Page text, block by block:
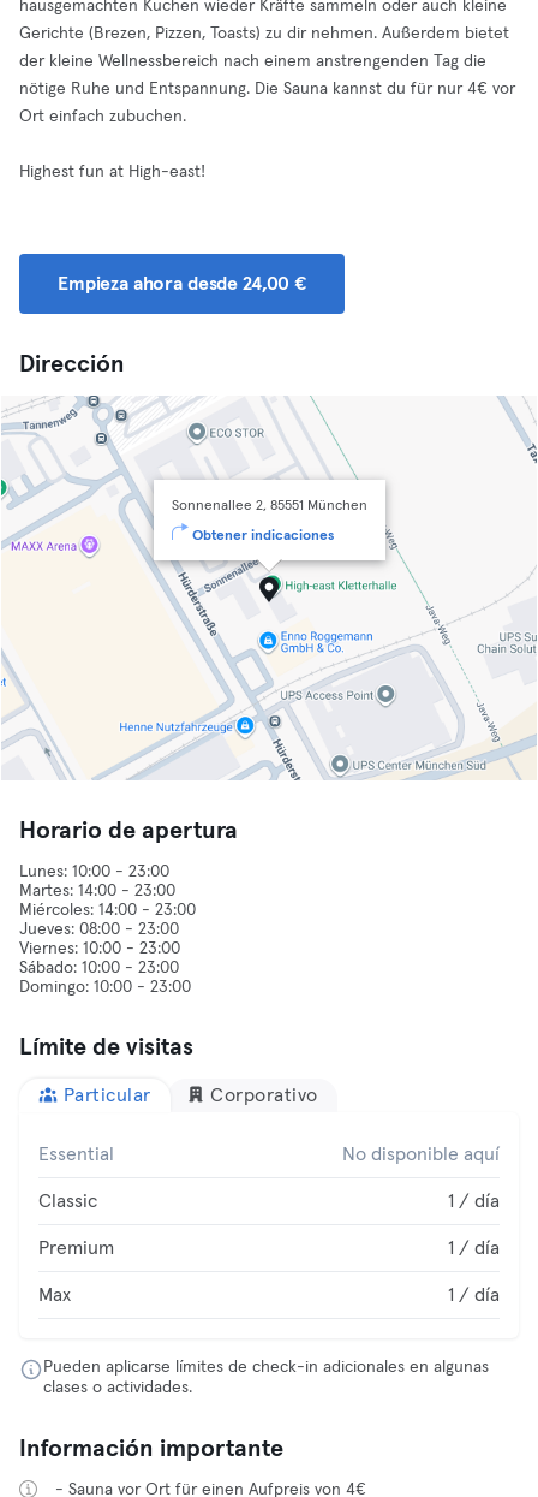
hausgemachten Kuchen wieder Kräfte sammeln oder auch kleine
Gerichte (Brezen, Pizzen, Toasts) zu dir nehmen. Außerdem bietet
der kleine Wellnessbereich nach einem anstrengenden Tag die
nötige Ruhe und Entspannung. Die Sauna kannst du für nur 4€ vor
Ort einfach zubuchen.
Highest fun at High-east!
Empieza ahora desde 24,00 €
Dirección
Sonnenallee 2, 85551 München
Obtener indicaciones
Horario de apertura
Lunes: 10:00 - 23:00
Martes: 14:00 - 23:00
Miércoles: 14:00 - 23:00
Jueves: 08:00 - 23:00
Viernes: 10:00 - 23:00
Sábado: 10:00 - 23:00
Límite de visitas
Particular Corporativo
Essential No disponible aquí
Classic 1 / día
Premium 1 / día
Max 1 / día
Pueden aplicarse límites de check-in adicionales en algunas
clases o actividades.
Información importante
- Sauna vor Ort für einen Aufpreis von 4€